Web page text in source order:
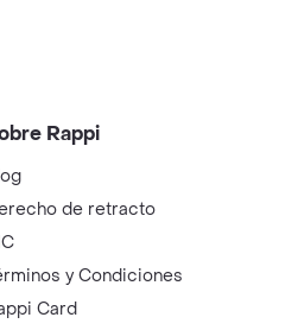
Rappi
de retracto
y Condiciones
Card